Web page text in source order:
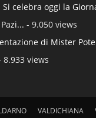
Si celebra oggi la
- 9.050 views
di Mister
8.933 views
VALDICHIANA